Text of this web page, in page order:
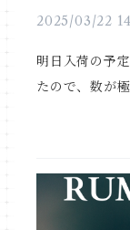
2025/03/22
明日入荷の予
たので、数が